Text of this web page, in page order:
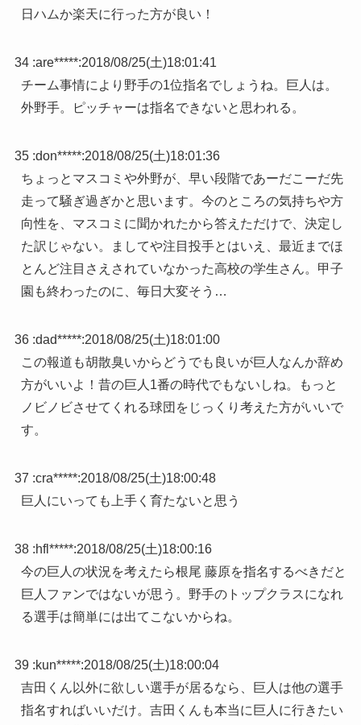
日ハムか楽天に行った方が良い！
34 :are*****:2018/08/25(土)18:01:41
チーム事情により野手の1位指名でしょうね。巨人は。
外野手。ピッチャーは指名できないと思われる。
35 :don*****:2018/08/25(土)18:01:36
ちょっとマスコミや外野が、早い段階であーだこーだ先
走って騒ぎ過ぎかと思います。今のところの気持ちや方
向性を、マスコミに聞かれたから答えただけで、決定し
た訳じゃない。ましてや注目投手とはいえ、最近までほ
とんど注目さえされていなかった高校の学生さん。甲子
園も終わったのに、毎日大変そう…
36 :dad*****:2018/08/25(土)18:01:00
この報道も胡散臭いからどうでも良いが巨人なんか辞め
方がいいよ！昔の巨人1番の時代でもないしね。もっと
ノビノビさせてくれる球団をじっくり考えた方がいいで
す。
37 :cra*****:2018/08/25(土)18:00:48
巨人にいっても上手く育たないと思う
38 :hfl*****:2018/08/25(土)18:00:16
今の巨人の状況を考えたら根尾 藤原を指名するべきだと
巨人ファンではないが思う。野手のトップクラスになれ
る選手は簡単には出てこないからね。
39 :kun*****:2018/08/25(土)18:00:04
吉田くん以外に欲しい選手が居るなら、巨人は他の選手
指名すればいいだけ。吉田くんも本当に巨人に行きたい